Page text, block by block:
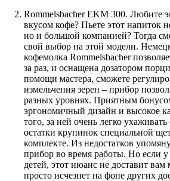
Rommelsbacher EKM 300. Любите
вкусом кофе? Пьете этот напиток
но и большой компанией? Тогда
свой выбор на этой модели.
кофемолка Rommelsbacher
за раз, и оснащена дозатором
помощи мастера, сможете
измельчения зерен – прибор
разных уровнях. Приятным
эргономичный дизайн и высокое
того, за ней очень легко
остатки крупинок специальной
комплекте. Из недостатков
прибор во время работы. Но если у
детей, этот нюанс не доставит вам
просто исчезнет на фоне других